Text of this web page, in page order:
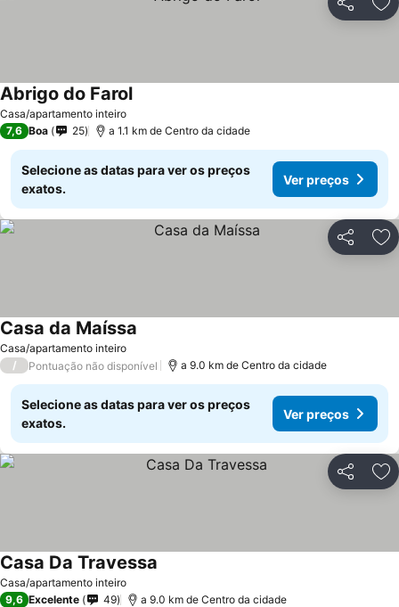
Partilhar
Casa/apartamento inteiro
Abrigo do FarolVer preços
7,6 Boa 25 a 1.1 km de Centro da cidade
Selecione as datas para ver os preços
exatos.
Ver preços
Partilhar
Casa/apartamento inteiro
Casa da Maíssa
/ Pontuação não disponível a 9.0 km de Centro da cidade
Selecione as datas para ver os preços
exatos.
Ver preços
Partilhar
Casa/apartamento inteiro
Casa Da Travessa
9,6 Excelente 49 a 9.0 km de Centro da cidade